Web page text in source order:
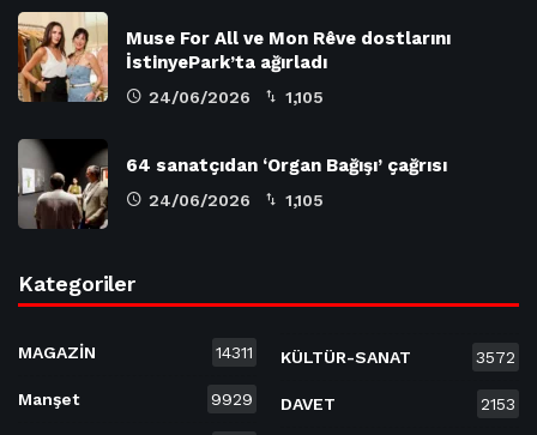
Muse For All ve Mon Rêve dostlarını
İstinyePark’ta ağırladı
24/06/2026 1,105
64 sanatçıdan ‘Organ Bağışı’ çağrısı
24/06/2026 1,105
Kategoriler
MAGAZİN 14311
Manşet 9929
KÜLTÜR-SANAT 3572
DAVET 2153